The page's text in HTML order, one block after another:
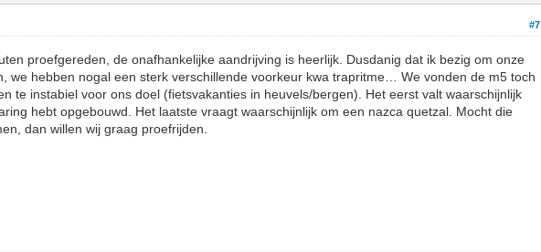
#7
proefgereden, de onafhankelijke aandrijving is heerlijk. Dusdanig dat ik bezig om onze
we hebben nogal een sterk verschillende voorkeur kwa trapritme… We vonden de m5 toch
te instabiel voor ons doel (fietsvakanties in heuvels/bergen). Het eerst valt waarschijnlijk
hebt opgebouwd. Het laatste vraagt waarschijnlijk om een nazca quetzal. Mocht die
dan willen wij graag proefrijden.